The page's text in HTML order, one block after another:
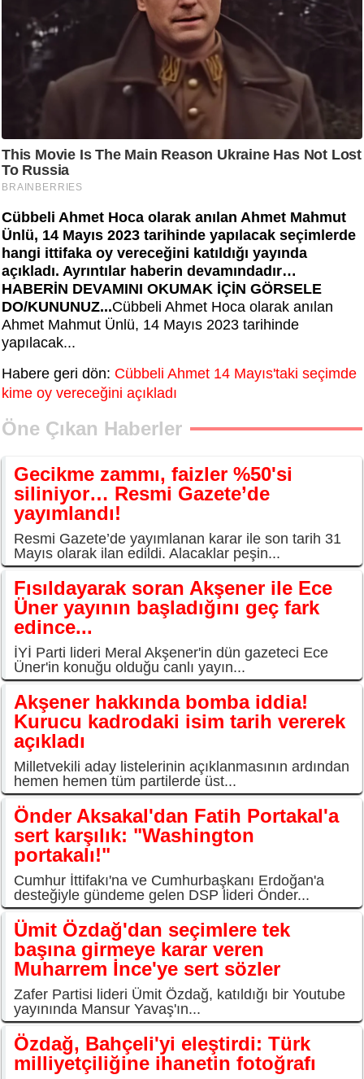
Cübbeli Ahmet Hoca olarak anılan Ahmet Mahmut
Ünlü, 14 Mayıs 2023 tarihinde yapılacak seçimlerde
hangi ittifaka oy vereceğini katıldığı yayında
açıkladı. Ayrıntılar haberin devamındadır…
HABERİN DEVAMINI OKUMAK İÇİN GÖRSELE
DO/KUNUNUZ...Cübbeli Ahmet Hoca olarak anılan
Ahmet Mahmut Ünlü, 14 Mayıs 2023 tarihinde
yapılacak...
Habere geri dön: Cübbeli Ahmet 14 Mayıs'taki seçimde
kime oy vereceğini açıkladı
Öne Çıkan Haberler
Gecikme zammı, faizler %50'si
siliniyor… Resmi Gazete’de
yayımlandı!
Resmi Gazete’de yayımlanan karar ile son tarih 31
Mayıs olarak ilan edildi. Alacaklar peşin...
Fısıldayarak soran Akşener ile Ece
Üner yayının başladığını geç fark
edince...
İYİ Parti lideri Meral Akşener'in dün gazeteci Ece
Üner'in konuğu olduğu canlı yayın...
Akşener hakkında bomba iddia!
Kurucu kadrodaki isim tarih vererek
açıkladı
Milletvekili aday listelerinin açıklanmasının ardından
hemen hemen tüm partilerde üst...
Önder Aksakal'dan Fatih Portakal'a
sert karşılık: "Washington
portakalı!"
Cumhur İttifakı'na ve Cumhurbaşkanı Erdoğan'a
desteğiyle gündeme gelen DSP lideri Önder...
Ümit Özdağ'dan seçimlere tek
başına girmeye karar veren
Muharrem İnce'ye sert sözler
Zafer Partisi lideri Ümit Özdağ, katıldığı bir Youtube
yayınında Mansur Yavaş'ın...
Özdağ, Bahçeli'yi eleştirdi: Türk
milliyetçiliğine ihanetin fotoğrafı